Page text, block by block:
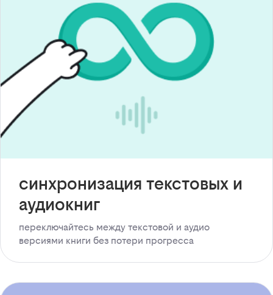
синхронизация текстовых и
аудиокниг
переключайтесь между текстовой и аудио
версиями книги без потери прогресса